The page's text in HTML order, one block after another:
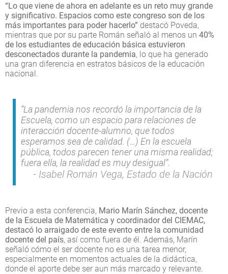
“Lo que viene de ahora en adelante es un reto muy grande
y significativo. Espacios como este congreso son de los
más importantes para poder hacerlo” destacó Poveda,
mientras que por su parte Román señaló al menos un 40%
de los estudiantes de educación básica estuvieron
desconectados durante la pandemia, lo que ha generado
una gran diferencia en estratos básicos de la educación
nacional.
“La pandemia nos recordó la importancia de la
Escuela, como un espacio para relaciones de
interacción docente-alumno, que todos
esperamos sea de calidad. (…) En la escuela
pública, todos parecen tener una misma realidad;
fuera ella, la realidad es muy desigual”.
Isabel Román Vega, Estado de la Nación
Previo a esta conferencia, Mario Marín Sánchez, docente
de la Escuela de Matemática y coordinador del CIEMAC,
destacó lo arraigado de este evento entre la comunidad
docente del país, así como fuera de él. Además, Marín
señaló cómo el ser docente no es una tarea menor,
especialmente en momentos actuales de la didáctica,
donde el aporte debe ser aun más marcado y relevante.